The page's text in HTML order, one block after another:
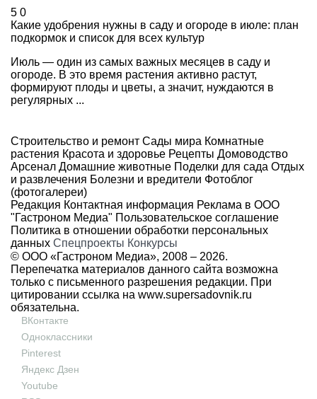
5 0
Какие удобрения нужны в саду и огороде в июле: план
подкормок и список для всех культур
Июль — один из самых важных месяцев в саду и
огороде. В это время растения активно растут,
формируют плоды и цветы, а значит, нуждаются в
регулярных ...
Строительство и ремонт Сады мира Комнатные
растения Красота и здоровье Рецепты Домоводство
Арсенал Домашние животные Поделки для сада Отдых
и развлечения Болезни и вредители Фотоблог
(фотогалереи)
Редакция Контактная информация Реклама в ООО
"Гастроном Медиа" Пользовательское соглашение
Политика в отношении обработки персональных
данных Спецпроекты Конкурсы
© ООО «Гастроном Медиа», 2008 – 2026.
Перепечатка материалов данного сайта возможна
только с письменного разрешения редакции. При
цитировании ссылка на www.supersadovnik.ru
обязательна.
ВКонтакте
Одноклассники
Pinterest
Яндекс Дзен
Youtube